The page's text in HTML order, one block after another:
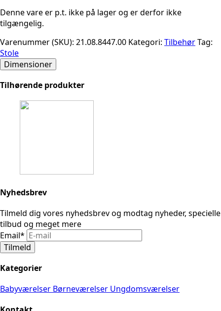
Denne vare er p.t. ikke på lager og er derfor ikke
tilgængelig.
Varenummer (SKU): 21.08.8447.00 Kategori: TilbehørTag:
Stole
Dimensioner
Tilhørende produkter
Nyhedsbrev
Tilmeld dig vores nyhedsbrev og modtag nyheder, specielle
tilbud og meget mere
Email*
Tilmeld
Kategorier
Babyværelser Børneværelser Ungdomsværelser